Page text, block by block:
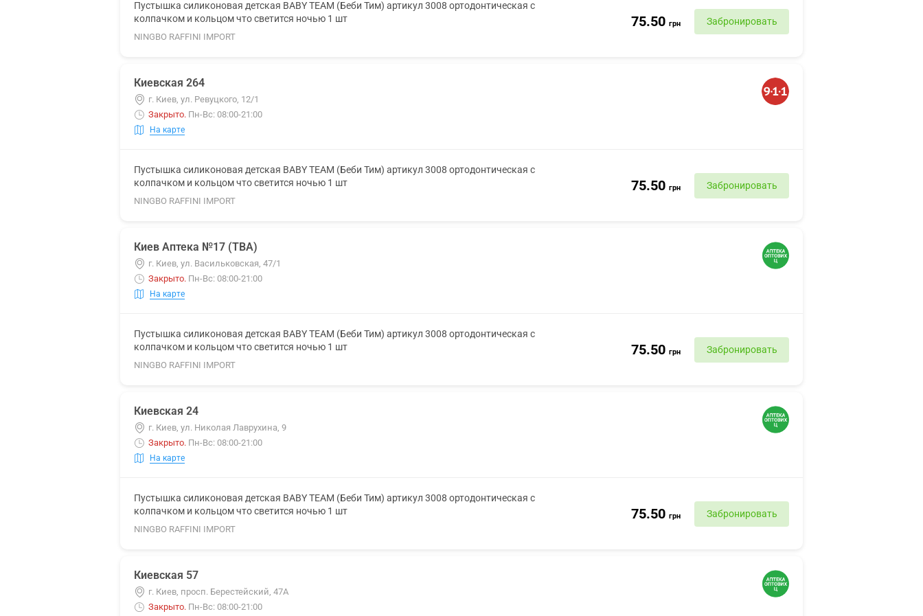
Пустышка силиконовая детская BABY TEAM (Беби Тим) артикул 3008 ортодонтическая с
колпачком и кольцом что светится ночью 1 шт
NINGBO RAFFINI IMPORT
75.50 грн Забронировать
Киевская 264
г. Киев, ул. Ревуцкого, 12/1
Закрыто. Пн-Вс: 08:00-21:00
На карте
Пустышка силиконовая детская BABY TEAM (Беби Тим) артикул 3008 ортодонтическая с
колпачком и кольцом что светится ночью 1 шт
NINGBO RAFFINI IMPORT
75.50 грн Забронировать
Киев Аптека №17 (ТВА)
г. Киев, ул. Васильковская, 47/1
Закрыто. Пн-Вс: 08:00-21:00
На карте
Пустышка силиконовая детская BABY TEAM (Беби Тим) артикул 3008 ортодонтическая с
колпачком и кольцом что светится ночью 1 шт
NINGBO RAFFINI IMPORT
75.50 грн Забронировать
Киевская 24
г. Киев, ул. Николая Лаврухина, 9
Закрыто. Пн-Вс: 08:00-21:00
На карте
Пустышка силиконовая детская BABY TEAM (Беби Тим) артикул 3008 ортодонтическая с
колпачком и кольцом что светится ночью 1 шт
NINGBO RAFFINI IMPORT
75.50 грн Забронировать
Киевская 57
г. Киев, просп. Берестейский, 47А
Закрыто. Пн-Вс: 08:00-21:00